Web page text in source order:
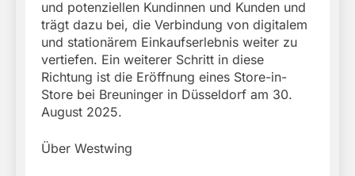
und potenziellen Kundinnen und Kunden und
trägt dazu bei, die Verbindung von digitalem
und stationärem Einkaufserlebnis weiter zu
vertiefen. Ein weiterer Schritt in diese
Richtung ist die Eröffnung eines Store-in-
Store bei Breuninger in Düsseldorf am 30.
August 2025.
Über Westwing